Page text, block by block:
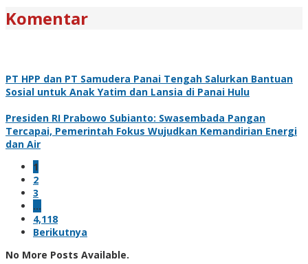
Komentar
PT HPP dan PT Samudera Panai Tengah Salurkan Bantuan
Sosial untuk Anak Yatim dan Lansia di Panai Hulu
Presiden RI Prabowo Subianto: Swasembada Pangan
Tercapai, Pemerintah Fokus Wujudkan Kemandirian Energi
dan Air
1
2
3
…
4,118
Berikutnya
No More Posts Available.